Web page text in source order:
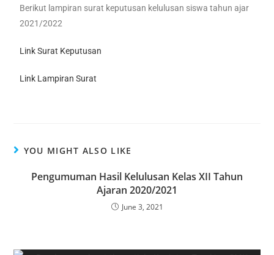
Berikut lampiran surat keputusan kelulusan siswa tahun ajar
2021/2022
Link Surat Keputusan
Link Lampiran Surat
YOU MIGHT ALSO LIKE
Pengumuman Hasil Kelulusan Kelas XII Tahun
Ajaran 2020/2021
June 3, 2021